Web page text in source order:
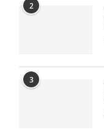
2
3